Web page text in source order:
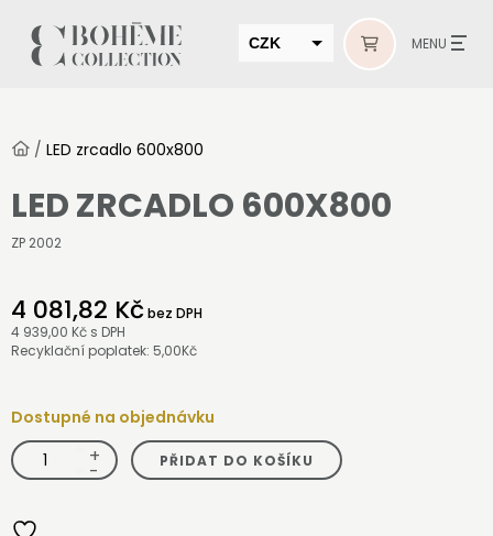
CZK MENU
/ LED zrcadlo 600x800
LED ZRCADLO 600X800
ZP 2002
4 081,82 Kčbez DPH
4 939,00 Kč s DPH
Recyklační poplatek: 5,00Kč
Dostupné na objednávku
LED
zrcadlo
600x800
+
- PŘIDAT DO KOŠÍKU